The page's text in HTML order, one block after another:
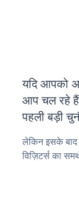
यदि आपको
आप चल रहे
पहली बड़ी
लेकिन इसके
विज़िटर्स का